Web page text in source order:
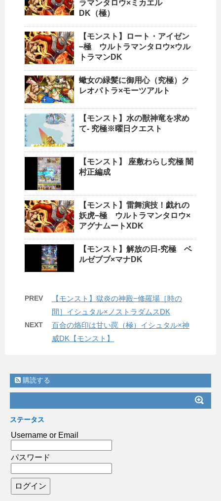
ラマンタロウ×ミカエル
DK（極）
【モンスト】ロート・アイゼン
−極 ウルトラマンタロウ×ウル
トラマンDK
蠍女の緑髪に御用心（究極）ク
レオパトラ×モーツアルト
【モンスト】水の獣神竜を求め
て- 究極※曜日クエスト
【モンスト】 座敷わらし究極 闇
村正編成
【モンスト】雷舞演技！戯れの
妖虎−極 ウルトラマンタロウ×
アグナムートXDK
【モンスト】解放の日-究極 ベ
ルゼブブ×マナDK
PREV
【モンスト】獄炎の神殿−修羅場［時の
間］イシュタル×ノストラダムスDK
NEXT
百合の烙印は甘い罠（極）イシュタル×神
威DK【モンスト】
購読する
ステータス
Username or Email
パスワード